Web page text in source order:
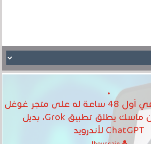
حقق 10 ملايين في أول 48 ساعة له على متجر غوغل
بلاي .. إيلون ماسك يطلق تطبيق Grok، بديل
ChatGPT لأندرويد